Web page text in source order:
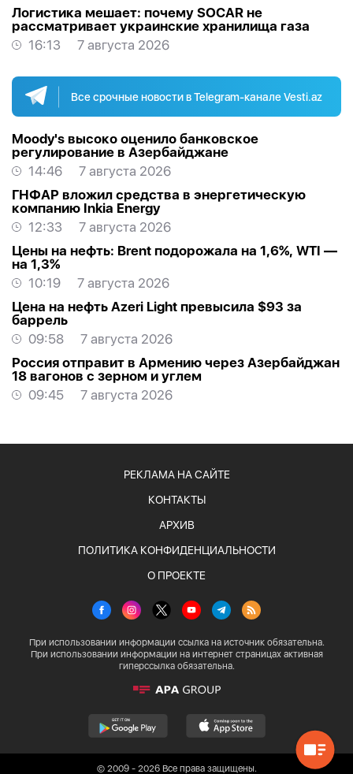
Логистика мешает: почему SOCAR не
рассматривает украинские хранилища газа
16:13
7 августа 2026
Все срочные новости в Telegram-канале Vesti.az
Moody's высоко оценило банковское
регулирование в Азербайджане
14:46
7 августа 2026
ГНФАР вложил средства в энергетическую
компанию Inkia Energy
12:33
7 августа 2026
Цены на нефть: Brent подорожала на 1,6%, WTI —
на 1,3%
10:19
7 августа 2026
Цена на нефть Azeri Light превысила $93 за
баррель
09:58
7 августа 2026
Россия отправит в Армению через Азербайджан
18 вагонов с зерном и углем
09:45
7 августа 2026
РЕКЛАМА НА САЙТЕ
КОНТАКТЫ
АРХИВ
ПОЛИТИКА КОНФИДЕНЦИАЛЬНОСТИ
О ПРОЕКТЕ
При использовании информации ссылка на источник обязательна.
При использовании информации на интернет страницах активная
гиперссылка обязательна.
© 2009 - 2026 Все права защищены.